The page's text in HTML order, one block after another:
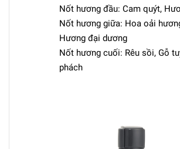
Nốt hương đầu: Cam quýt,
Nốt hương giữa: Hoa oải
Hương đại dương
Nốt hương cuối: Rêu sồi, Gỗ
phách